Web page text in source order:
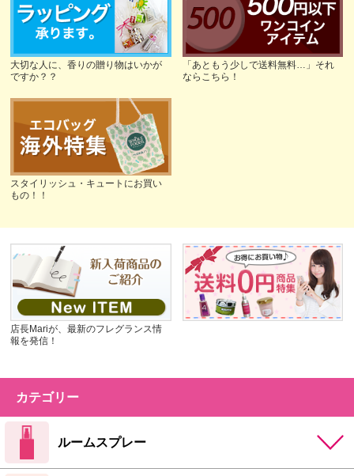
大切な人に、香りの贈り物はいかが
ですか？？
「あともう少しで送料無料…」それ
ならこちら！
スタイリッシュ・キュートにお買い
もの！！
店長Mariが、最新のフレグランス情
報を発信！
カテゴリー
ルームスプレー